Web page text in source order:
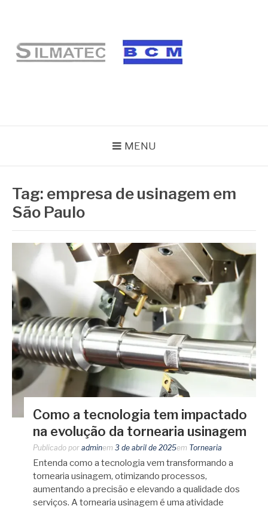
conteúdo
MENU
Tag: empresa de usinagem em
São Paulo
Como a tecnologia tem impactado
na evolução da tornearia usinagem
Publicado por adminem 3 de abril de 2025em Tornearia
Entenda como a tecnologia vem transformando a
tornearia usinagem, otimizando processos,
aumentando a precisão e elevando a qualidade dos
serviços. A tornearia usinagem é uma atividade